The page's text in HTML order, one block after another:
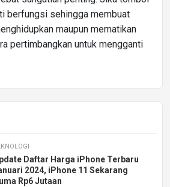
berfungsi sehingga membuat
maupun mematikan
pertimbangkan untuk mengganti
Daftar Harga iPhone Terbaru
2024, iPhone 11 Sekarang
Rp6 Jutaan